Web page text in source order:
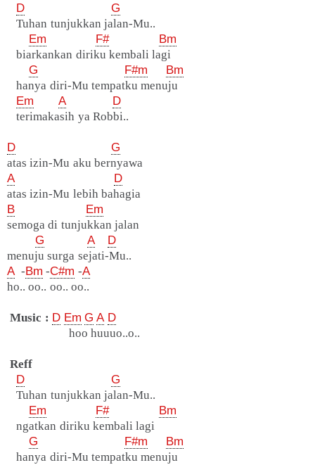
D
G
Tuhan tunjukkan jalan-Mu..
Em
F#
Bm
biarkankan diriku kembali lagi
G
F#m
Bm
hanya diri-Mu tempatku menuju
Em
A
D
terimakasih ya Robbi..
D
G
atas izin-Mu aku bernyawa
A
D
atas izin-Mu lebih bahagia
B
Em
semoga di tunjukkan jalan
G
A
D
menuju surga sejati-Mu..
A-Bm -C#m -A
ho.. oo.. oo.. oo..
Music : D Em G A D
hoo huuuo..o..
Reff
D
G
Tuhan tunjukkan jalan-Mu..
Em
F#
Bm
ngatkan diriku kembali lagi
G
F#m
Bm
hanya diri-Mu tempatku menuju